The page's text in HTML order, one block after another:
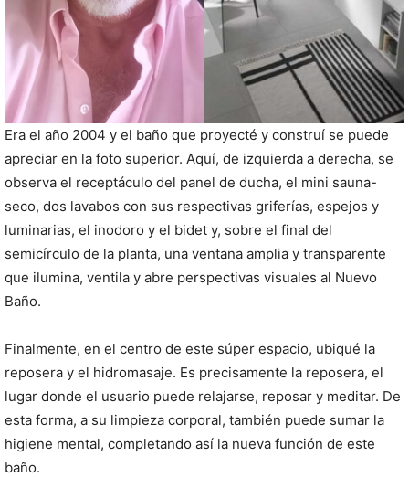
Era el año 2004 y el baño que proyecté y construí se puede
apreciar en la foto superior. Aquí, de izquierda a derecha, se
observa el receptáculo del panel de ducha, el mini sauna-
seco, dos lavabos con sus respectivas griferías, espejos y
luminarias, el inodoro y el bidet y, sobre el final del
semicírculo de la planta, una ventana amplia y transparente
que ilumina, ventila y abre perspectivas visuales al Nuevo
Baño.
Finalmente, en el centro de este súper espacio, ubiqué la
reposera y el hidromasaje. Es precisamente la reposera, el
lugar donde el usuario puede relajarse, reposar y meditar. De
esta forma, a su limpieza corporal, también puede sumar la
higiene mental, completando así la nueva función de este
baño.